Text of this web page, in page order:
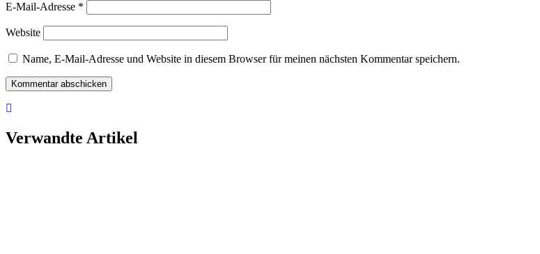
E-Mail-Adresse *
Website
Name, E-Mail-Adresse und Website in diesem Browser für meinen nächsten Kommentar speichern.
Verwandte Artikel